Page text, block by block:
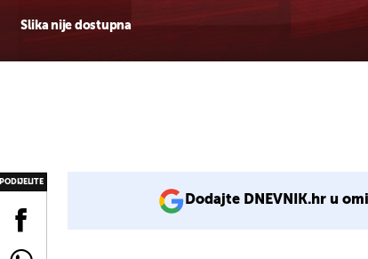
Slika nije dostupna
PODIJELITE
Dodajte DNEVNIK.hr u